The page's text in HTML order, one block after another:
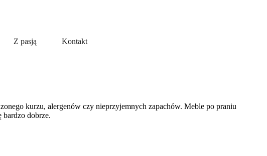
Z pasją Kontakt
kurzu, alergenów czy nieprzyjemnych zapachów. Meble po praniu
bardzo dobrze.